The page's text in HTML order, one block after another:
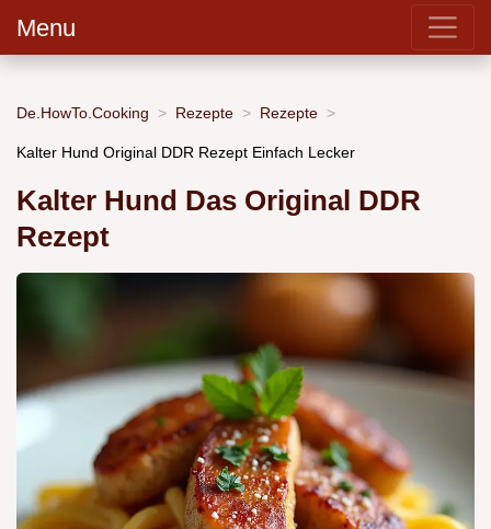
Menu
De.HowTo.Cooking Rezepte Rezepte
Kalter Hund Original DDR Rezept Einfach Lecker
Kalter Hund Das Original DDR
Rezept